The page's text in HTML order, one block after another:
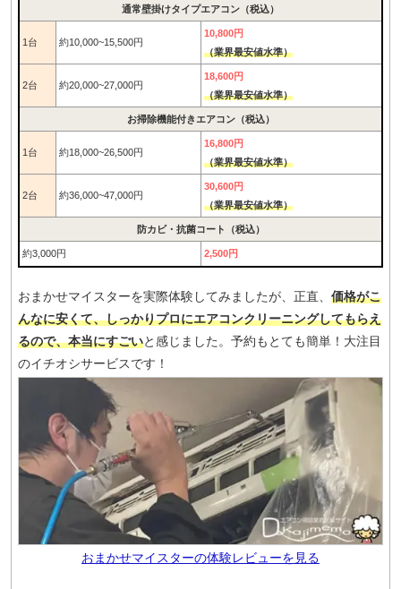
通常壁掛けタイプエアコン（税込）
1台 約10,000~15,500円
10,800円
（業界最安値水準）
2台 約20,000~27,000円
18,600円
（業界最安値水準）
お掃除機能付きエアコン（税込）
1台 約18,000~26,500円
16,800円
（業界最安値水準）
2台 約36,000~47,000円
30,600円
（業界最安値水準）
防カビ・抗菌コート（税込）
約3,000円 2,500円
おまかせマイスターを実際体験してみましたが、正直、 価格がこ
んなに安くて、しっかりプロにエアコンクリーニングしてもらえ
るので、本当にすごいと感じました。予約もとても簡単！大注目
のイチオシサービスです！
おまかせマイスターの体験レビューを見る